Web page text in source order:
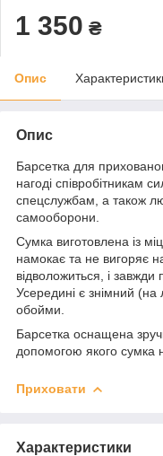
1 350 ₴
Опис
Опис
Барсетка для
нагоді співробітникам
спецслужбам, а також
самооборони.
Сумка виготовлена із
намокає та не вигоряє
відволожиться, і завжди
Усередині є знімний (на
обойми.
Барсетка оснащена
допомогою якого сумка
Приховати
Характеристики